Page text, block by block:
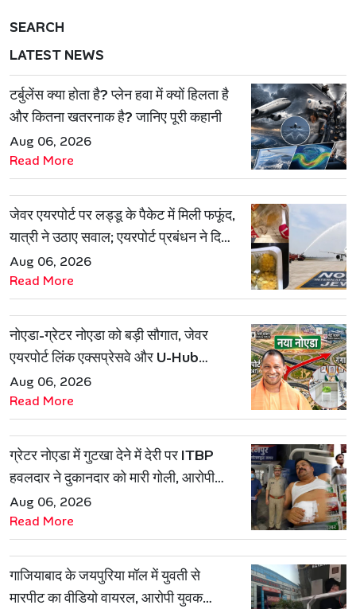
SEARCH
LATEST NEWS
टर्बुलेंस क्या होता है? प्लेन हवा में क्यों हिलता है
और कितना खतरनाक है? जानिए पूरी कहानी
Aug 06, 2026
Read More
जेवर एयरपोर्ट पर लड्डू के पैकेट में मिली फफूंद,
यात्री ने उठाए सवाल; एयरपोर्ट प्रबंधन ने दिया
जवाब
Aug 06, 2026
Read More
नोएडा-ग्रेटर नोएडा को बड़ी सौगात, जेवर
एयरपोर्ट लिंक एक्सप्रेसवे और U-Hub
प्रोजेक्ट को मिली मंजूरी
Aug 06, 2026
Read More
ग्रेटर नोएडा में गुटखा देने में देरी पर ITBP
हवलदार ने दुकानदार को मारी गोली, आरोपी
गिरफ्तार
Aug 06, 2026
Read More
गाजियाबाद के जयपुरिया मॉल में युवती से
मारपीट का वीडियो वायरल, आरोपी युवक